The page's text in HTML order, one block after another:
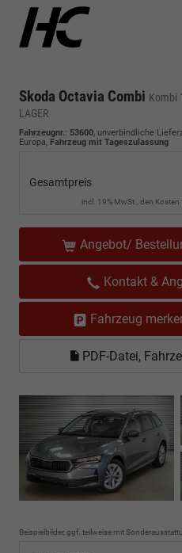
Skoda Octavia Combi Kombi
LAGER
Fahrzeugnr.: 53600, unverbindliche
Europa, Fahrzeug mit Tageszulassung
Gesamtpreis
incl. 19% MwSt., den
Angebot/
Kontakt &
Fahrzeug
PDF-Datei,
Beispielbilder, ggf. teilweise mit